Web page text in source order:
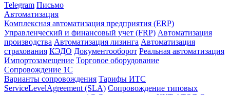
Telegram Письмо
Автоматизация
Комплексная автоматизация предприятия (ERP)
Управленческий и финансовый учет (FRP) Автоматизация
производства Автоматизация лизинга Автоматизация
страхования КЭДО Документооборот Реальная автоматизация
Импортозамещение Торговое оборудование
Сопровождение 1С
Варианты сопровождения Тарифы ИТС
ServiceLevelAgreement (SLA) Сопровождение типовых